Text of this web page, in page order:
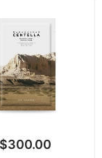
$300.00